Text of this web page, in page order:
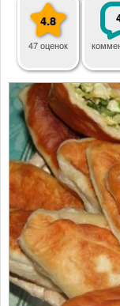
4.8
47 оценок